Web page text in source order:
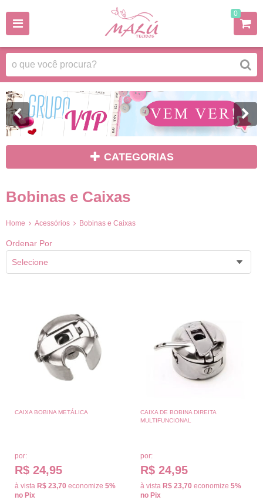
0
CATEGORIAS
Bobinas e Caixas
Home Acessórios Bobinas e Caixas
Ordenar Por
Selecione
CAIXA BOBINA METÁLICA
por:
R$ 24,95
à vista R$ 23,70 economize 5%
no Pix
CAIXA DE BOBINA DIREITA
MULTIFUNCIONAL
por:
R$ 24,95
à vista R$ 23,70 economize 5%
no Pix